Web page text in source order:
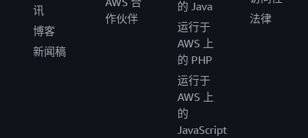
讯
博客
新闻稿
作伙伴
的 Java
运行于
AWS 上
的 PHP
运行于
AWS 上
的
JavaScript
法律